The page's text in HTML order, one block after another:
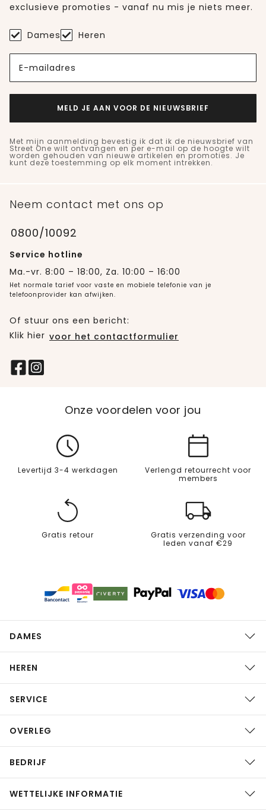
exclusieve promoties - vanaf nu mis je niets meer.
Dames Heren
E-mailadres
MELD JE AAN VOOR DE NIEUWSBRIEF
Met mijn aanmelding bevestig ik dat ik de nieuwsbrief van
Street One wilt ontvangen en per e-mail op de hoogte wilt
worden gehouden van nieuwe artikelen en promoties. Je
kunt deze toestemming op elk moment intrekken.
Neem contact met ons op
0800/10092
Service hotline
Ma.-vr. 8:00 – 18:00, Za. 10:00 – 16:00
Het normale tarief voor vaste en mobiele telefonie van je
telefoonprovider kan afwijken.
Of stuur ons een bericht:
Klik hier voor het contactformulier
Onze voordelen voor jou
Levertijd 3-4 werkdagen
Verlengd retourrecht voor
members
Gratis retour
Gratis verzending voor
leden vanaf €29
DAMES
HEREN
SERVICE
OVERLEG
BEDRIJF
WETTELIJKE INFORMATIE